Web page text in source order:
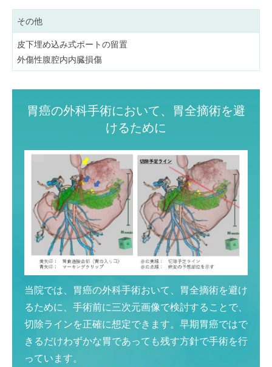
その他
皮下埋め込み式ポートの留置
外傷性腹腔内内臓損傷
胃癌の外科手術において、胃全摘術を避
けるために
当院では、胃癌の外科手術おいて、胃全摘術を避け
るために、手術前に三次元画像で検討することで、
切除ラインを正確に想定できます。早期胃癌ではで
きるだけわずかな胃であっても残す方針で手術を行
っています。